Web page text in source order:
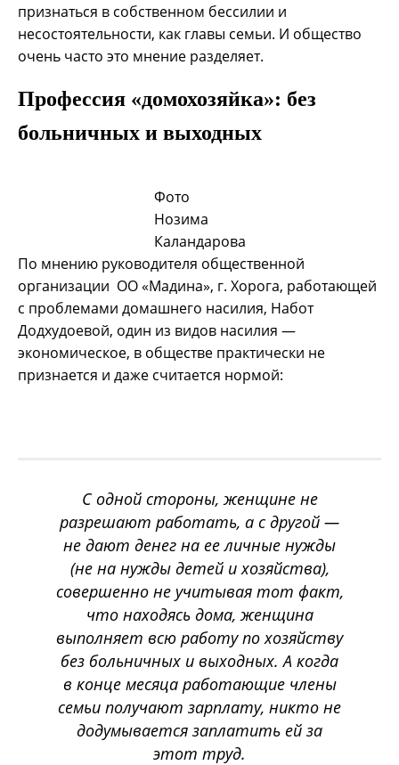
признаться в собственном бессилии и
несостоятельности, как главы семьи. И общество
очень часто это мнение разделяет.
Профессия «домохозяйка»: без
больничных и выходных
Фото
Нозима
Каландарова
По мнению руководителя общественной
организации ОО «Мадина», г. Хорога, работающей
с проблемами домашнего насилия, Набот
Додхудоевой, один из видов насилия —
экономическое, в обществе практически не
признается и даже считается нормой:
С одной стороны, женщине не
разрешают работать, а с другой —
не дают денег на ее личные нужды
(не на нужды детей и хозяйства),
совершенно не учитывая тот факт,
что находясь дома, женщина
выполняет всю работу по хозяйству
без больничных и выходных. А когда
в конце месяца работающие члены
семьи получают зарплату, никто не
додумывается заплатить ей за
этот труд.